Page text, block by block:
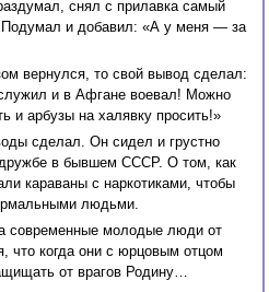
снял с прилавка самый
и добавил: «А у меня — за
вернулся, то свой вывод сделал:
и в Афгане воевал! Можно
и арбузы на халявку просить!»
сделал. Он сидел и грустно
в бывшем СССР. О том, как
караваны с наркотиками, чтобы
людьми.
современные молодые люди от
что когда они с юрцовым отцом
от врагов Родину…